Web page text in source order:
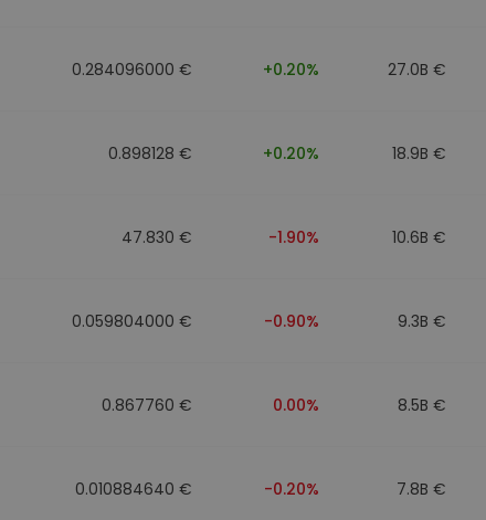
0.284096000 € +0.20% 27.0B €
0.898128 € +0.20% 18.9B €
47.830 € -1.90% 10.6B €
0.059804000 € -0.90% 9.3B €
0.867760 € 0.00% 8.5B €
0.010884640 € -0.20% 7.8B €